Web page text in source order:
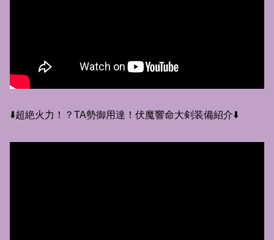
⬇️超絶火力！？TA勢御用達！伏魔響命大剣装備紹介⬇️